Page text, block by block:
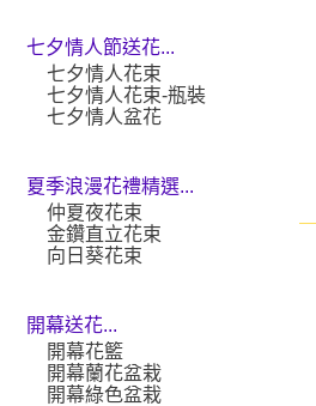
七夕情人節送花...
七夕情人花束
七夕情人花束-瓶裝
七夕情人盆花
夏季浪漫花禮精選...
仲夏夜花束
金鑽直立花束
向日葵花束
開幕送花...
開幕花籃
開幕蘭花盆栽
開幕綠色盆栽